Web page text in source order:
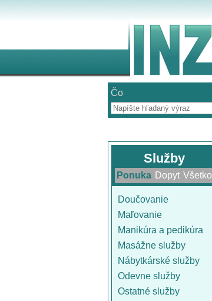
Čo
Služby
Ponuka Dopyt Všetko
Doučovanie
Maľovanie
Manikúra a pedikúra
Masážne služby
Nábytkárské služby
Odevne služby
Ostatné služby